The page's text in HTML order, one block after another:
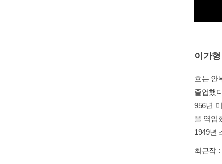
이가형
호는 안
졸업했
956년
을 역임
1949년
최근작 :